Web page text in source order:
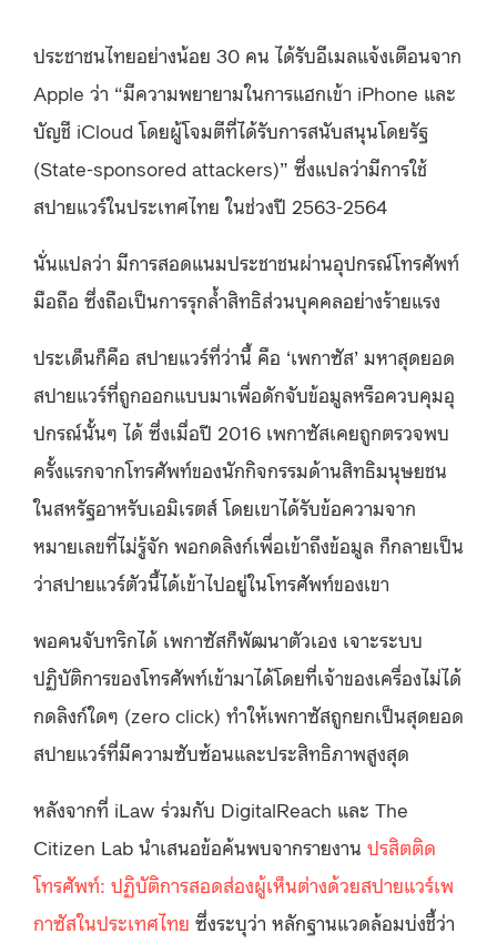
ประชาชนไทยอย่างน้อย 30 คน ได้รับอีเมลแจ้งเตือนจาก
Apple ว่า “มีความพยายามในการแฮกเข้า iPhone และ
บัญชี iCloud โดยผู้โจมตีที่ได้รับการสนับสนุนโดยรัฐ
(State-sponsored attackers)” ซึ่งแปลว่ามีการใช้
สปายแวร์ในประเทศไทย ในช่วงปี 2563-2564
นั่นแปลว่า มีการสอดแนมประชาชนผ่านอุปกรณ์โทรศัพท์
มือถือ ซึ่งถือเป็นการรุกล้ำสิทธิส่วนบุคคลอย่างร้ายแรง
ประเด็นก็คือ สปายแวร์ที่ว่านี้ คือ ‘เพกาซัส’ มหาสุดยอด
สปายแวร์ที่ถูกออกแบบมาเพื่อดักจับข้อมูลหรือควบคุมอุ
ปกรณ์นั้นๆ ได้ ซึ่งเมื่อปี 2016 เพกาซัสเคยถูกตรวจพบ
ครั้งแรกจากโทรศัพท์ของนักกิจกรรมด้านสิทธิมนุษยชน
ในสหรัฐอาหรับเอมิเรตส์ โดยเขาได้รับข้อความจาก
หมายเลขที่ไม่รู้จัก พอกดลิงก์เพื่อเข้าถึงข้อมูล ก็กลายเป็น
ว่าสปายแวร์ตัวนี้ได้เข้าไปอยู่ในโทรศัพท์ของเขา
พอคนจับทริกได้ เพกาซัสก็พัฒนาตัวเอง เจาะระบบ
ปฏิบัติการของโทรศัพท์เข้ามาได้โดยที่เจ้าของเครื่องไม่ได้
กดลิงก์ใดๆ (zero click) ทำให้เพกาซัสถูกยกเป็นสุดยอด
สปายแวร์ที่มีความซับซ้อนและประสิทธิภาพสูงสุด
หลังจากที่ iLaw ร่วมกับ DigitalReach และ The
Citizen Lab นำเสนอข้อค้นพบจากรายงาน ปรสิตติด
โทรศัพท์: ปฏิบัติการสอดส่องผู้เห็นต่างด้วยสปายแวร์เพ
กาซัสในประเทศไทย ซึ่งระบุว่า หลักฐานแวดล้อมบ่งชี้ว่า